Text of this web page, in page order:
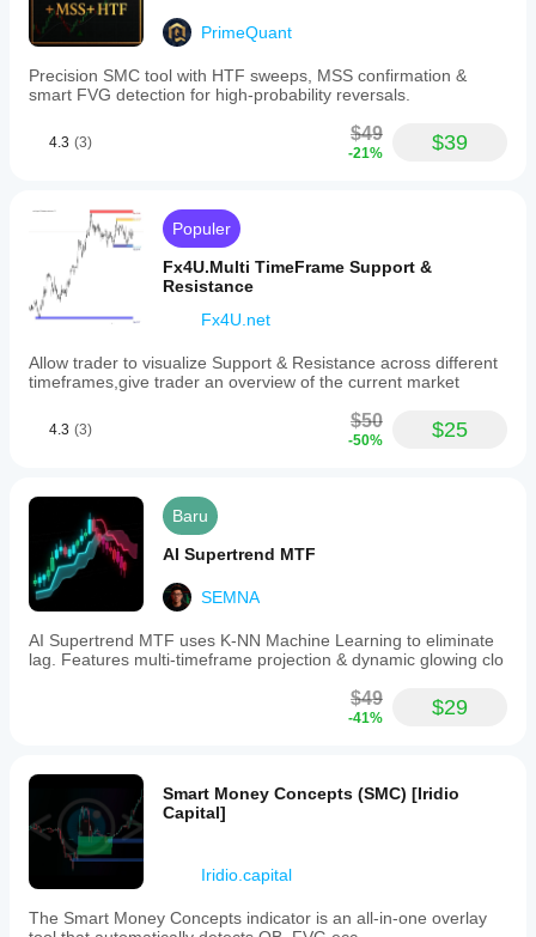
PrimeQuant
Precision SMC tool with HTF sweeps, MSS confirmation &
smart FVG detection for high-probability reversals.
4.3 (3) $49
-21% $39
Populer
Fx4U.Multi TimeFrame Support &
Resistance
Fx4U.net
Allow trader to visualize Support & Resistance across different
timeframes,give trader an overview of the current market
4.3 (3) $50
-50% $25
Baru
AI Supertrend MTF
SEMNA
AI Supertrend MTF uses K-NN Machine Learning to eliminate
lag. Features multi-timeframe projection & dynamic glowing clo
$49
-41% $29
Smart Money Concepts (SMC) [Iridio
Capital]
Iridio.capital
The Smart Money Concepts indicator is an all-in-one overlay